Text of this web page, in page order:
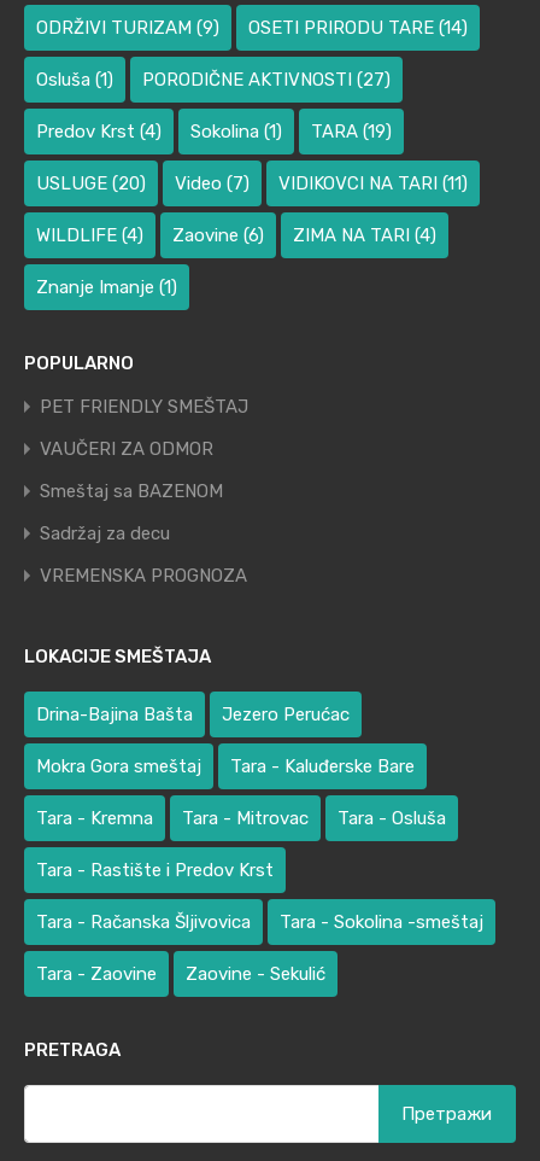
ODRŽIVI TURIZAM (9) OSETI PRIRODU TARE (14)
Osluša (1) PORODIČNE AKTIVNOSTI (27)
Predov Krst (4) Sokolina (1) TARA (19)
USLUGE (20) Video (7) VIDIKOVCI NA TARI (11)
WILDLIFE (4) Zaovine (6) ZIMA NA TARI (4)
Znanje Imanje (1)
POPULARNO
PET FRIENDLY SMEŠTAJ
VAUČERI ZA ODMOR
Smeštaj sa BAZENOM
Sadržaj za decu
VREMENSKA PROGNOZA
LOKACIJE SMEŠTAJA
Drina-Bajina Bašta Jezero Perućac
Mokra Gora smeštaj Tara - Kaluđerske Bare
Tara - Kremna Tara - Mitrovac Tara - Osluša
Tara - Rastište i Predov Krst
Tara - Račanska Šljivovica Tara - Sokolina -smeštaj
Tara - Zaovine Zaovine - Sekulić
PRETRAGA